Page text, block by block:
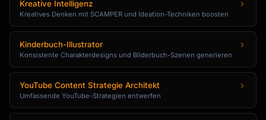
I'm reaching out because [specific reason and
value you offer them].
Would you be open to a 15-minute call next
week?
I'm flexible with timing.
Best,
Kreative Intelligenz
Kreatives Denken mit SCAMPER und Ideation-Techniken boosten
Kinderbuch-Illustrator
Konsistente Charakterdesigns und Bilderbuch-Szenen generieren
YouTube Content Strategie Architekt
Umfassende YouTube-Strategien entwerfen